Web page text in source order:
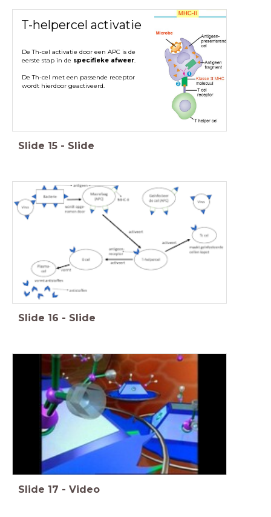
T-helpercel activatie
De Th-cel activatie door een APC is de
eerste stap in de specifieke afweer.
De Th-cel met een passende receptor
wordt hierdoor geactiveerd.
Slide 15 - Slide
Slide 16 - Slide
Slide 17 - Video